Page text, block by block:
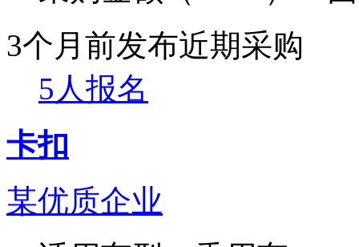
3个月前发布近期采购
5人报名
卡扣
某优质企业